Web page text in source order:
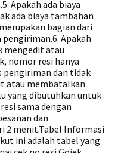
Apakah ada biaya
ada biaya tambahan
bagian dari
Apakah
mengedit atau
nomor resi hanya
pengiriman dan tidak
atau membatalkan
yang dibutuhkan untuk
sama dengan
dan
2 menit.Tabel Informasi
ini adalah tabel yang